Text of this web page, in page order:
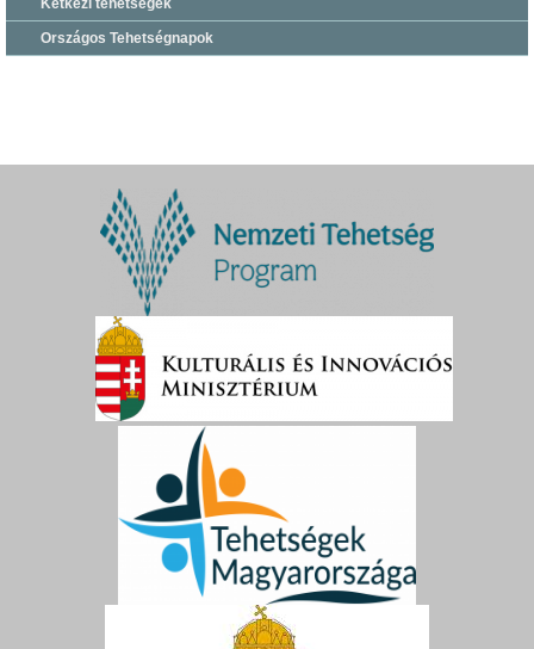
Kétkezi tehetségek
Országos Tehetségnapok